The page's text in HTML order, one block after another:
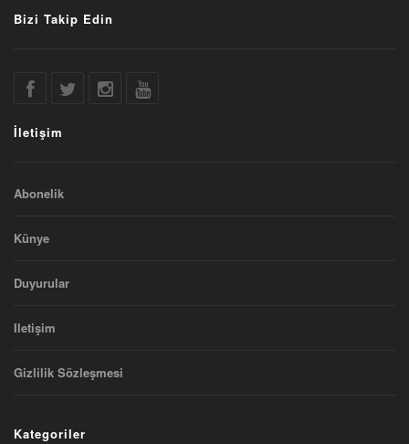
Bizi Takip Edin
İletişim
Abonelik
Künye
Duyurular
Iletişim
Gizlilik Sözleşmesi
Kategoriler